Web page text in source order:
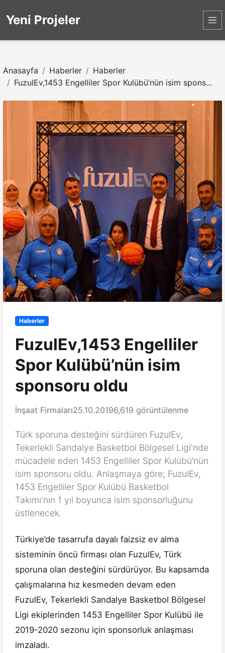
Yeni Projeler
Anasayfa Haberler
Haberler
FuzulEv,1453 Engelliler Spor Kulübü’nün isim spons...
Haberler
FuzulEv,1453 Engelliler
Spor Kulübü’nün isim
sponsoru oldu
İnşaat Firmaları25.10.20196,619 görüntülenme
Türk sporuna desteğini sürdüren FuzulEv,
Tekerlekli Sandalye Basketbol Bölgesel Ligi'nde
mücadele eden 1453 Engelliler Spor Kulübü’nün
isim sponsoru oldu. Anlaşmaya göre; FuzulEv,
1453 Engelliler Spor Kulübü Basketbol
Takımı'nın 1 yıl boyunca isim sponsorluğunu
üstlenecek.
Türkiye’de tasarrufa dayalı faizsiz ev alma
sisteminin öncü firması olan FuzulEv, Türk
sporuna olan desteğini sürdürüyor. Bu kapsamda
çalışmalarına hız kesmeden devam eden
FuzulEv, Tekerlekli Sandalye Basketbol Bölgesel
Ligi ekiplerinden 1453 Engelliler Spor Kulübü ile
2019-2020 sezonu için sponsorluk anlaşması
imzaladı.